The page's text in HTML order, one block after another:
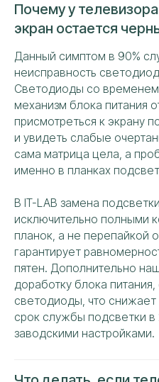
Почему у
экран остается
Данный симптом в 90%
неисправность
Светодиоды со
механизм блока питания
присмотреться к экрану
и увидеть слабые
сама матрица цела, а
именно в планках
В IT-LAB замена
исключительно полными
планок, а не перепайкой
гарантирует
пятен. Дополнительно
доработку блока
светодиоды, что снижает
срок службы подсветки
заводскими настройками.
Собственный штат
специалистов решает
любой сложности
штатным персоналом
Ремонт проводится на
За каждым направлением
собственный эксперт
Гарантиянизкой цены и
надежностиусулуг
РЕМОНТИРУЕМ
ТЕЛЕВИЗОРОВ СВОЕЙ